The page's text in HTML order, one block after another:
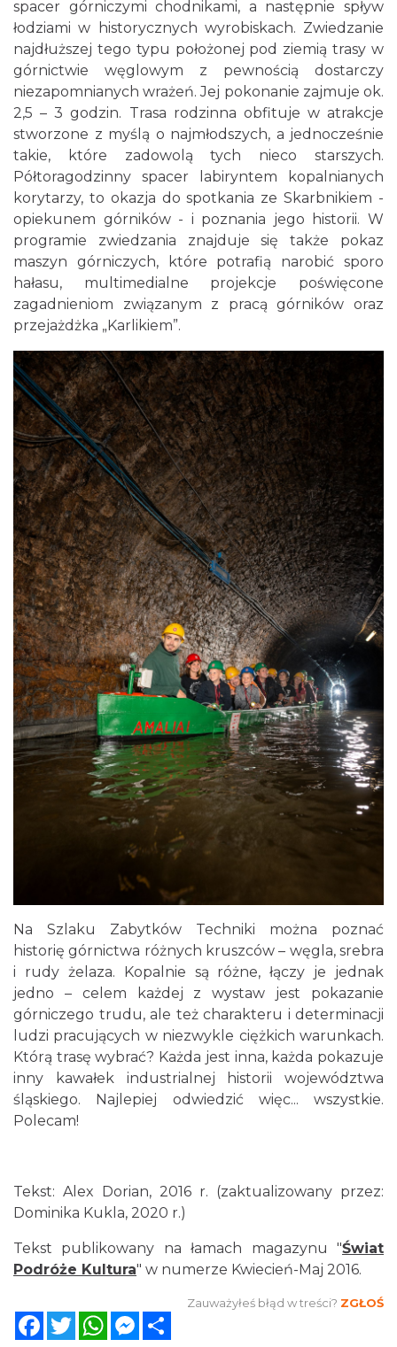
spacer górniczymi chodnikami, a następnie spływ
łodziami w historycznych wyrobiskach. Zwiedzanie
najdłuższej tego typu położonej pod ziemią trasy w
górnictwie węglowym z pewnością dostarczy
niezapomnianych wrażeń. Jej pokonanie zajmuje ok.
2,5 – 3 godzin. Trasa rodzinna obfituje w atrakcje
stworzone z myślą o najmłodszych, a jednocześnie
takie, które zadowolą tych nieco starszych.
Półtoragodzinny spacer labiryntem kopalnianych
korytarzy, to okazja do spotkania ze Skarbnikiem -
opiekunem górników - i poznania jego historii. W
programie zwiedzania znajduje się także pokaz
maszyn górniczych, które potrafią narobić sporo
hałasu, multimedialne projekcje poświęcone
zagadnieniom związanym z pracą górników oraz
przejażdżka „Karlikiem”.
Na Szlaku Zabytków Techniki można poznać
historię górnictwa różnych kruszców – węgla, srebra
i rudy żelaza. Kopalnie są różne, łączy je jednak
jedno – celem każdej z wystaw jest pokazanie
górniczego trudu, ale też charakteru i determinacji
ludzi pracujących w niezwykle ciężkich warunkach.
Którą trasę wybrać? Każda jest inna, każda pokazuje
inny kawałek industrialnej historii województwa
śląskiego. Najlepiej odwiedzić więc... wszystkie.
Polecam!
Tekst: Alex Dorian, 2016 r. (zaktualizowany przez:
Dominika Kukla, 2020 r.)
Tekst publikowany na łamach magazynu "Świat
Podróże Kultura" w numerze Kwiecień-Maj 2016.
Zauważyłeś błąd w treści? ZGŁOŚ
FacebookTwitterWhatsAppMessenger